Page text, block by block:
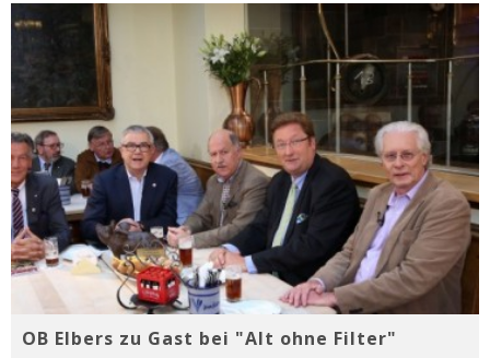
OB Elbers zu Gast bei "Alt ohne Filter"